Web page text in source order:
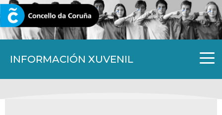
INFORMACIÓN XUVENIL
CORUNA.GAL